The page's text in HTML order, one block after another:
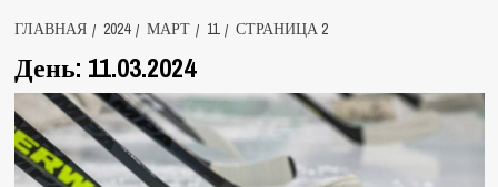
ГЛАВНАЯ 2024 МАРТ 11 СТРАНИЦА 2
День: 11.03.2024